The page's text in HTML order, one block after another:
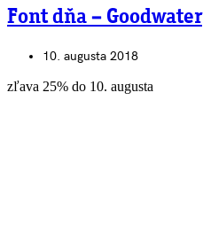
Font dňa – Goodwater
10. augusta 2018
zľava 25% do 10. augusta